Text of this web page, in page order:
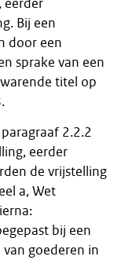
eerder
Bij een
door een
sprake van een
titel op
2.2.2
eerder
de vrijstelling
a, Wet
bij een
goederen in